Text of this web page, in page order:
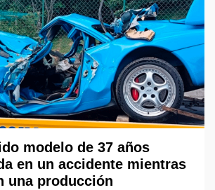
modelo de 37 años
en un accidente mientras
una producción